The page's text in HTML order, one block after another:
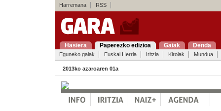
Harremana RSS
Hasiera Paperezko edizioa Gaiak Denda
Eguneko gaiak Euskal Herria Iritzia Kirolak Mundua
2013ko azaroaren 01a